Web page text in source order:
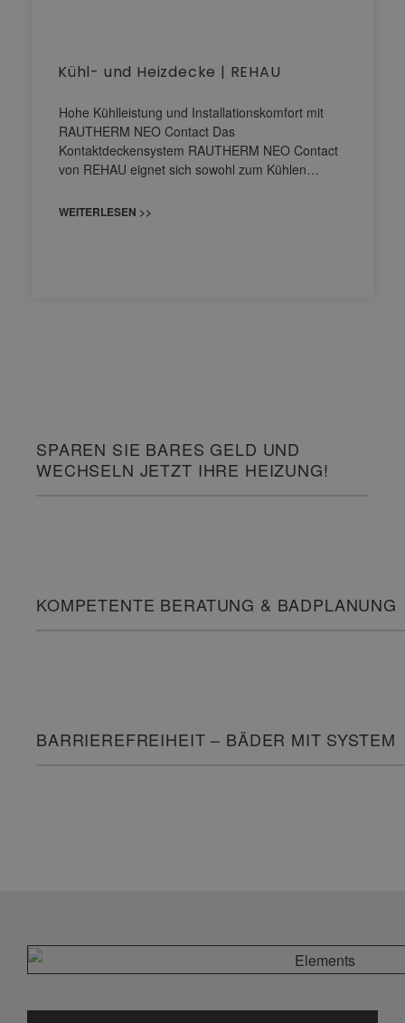
Kühl- und Heizdecke | REHAU
Hohe Kühlleistung und Installationskomfort mit
RAUTHERM NEO Contact Das
Kontaktdeckensystem RAUTHERM NEO Contact
von REHAU eignet sich sowohl zum Kühlen…
WEITERLESEN >>
SPAREN SIE BARES GELD UND
WECHSELN JETZT IHRE HEIZUNG!
KOMPETENTE BERATUNG & BADPLANUNG
BARRIEREFREIHEIT – BÄDER MIT SYSTEM